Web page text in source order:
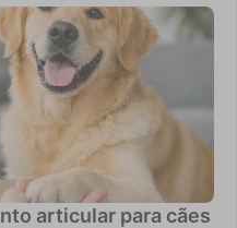
articular para cães